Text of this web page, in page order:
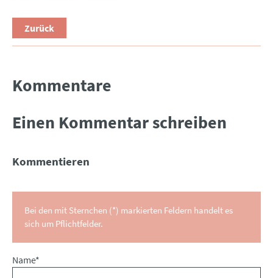
Zurück
Kommentare
Einen Kommentar schreiben
Kommentieren
Bei den mit Sternchen (*) markierten Feldern handelt es
sich um Pflichtfelder.
Pflichtfeld
Name*